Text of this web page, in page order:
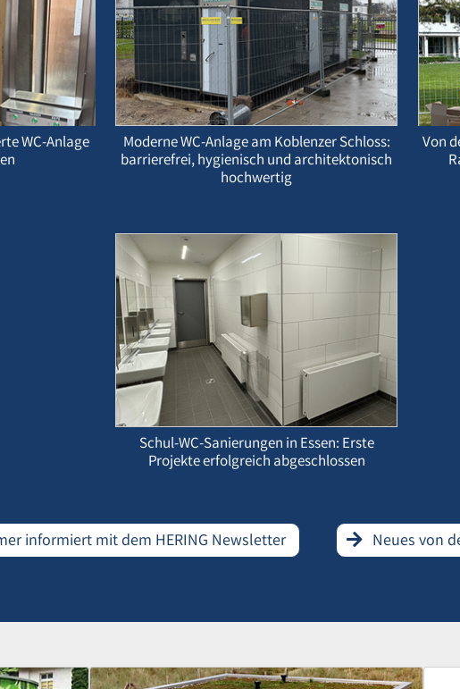
WC-Anlage
Moderne WC-Anlage am Koblenzer Schloss:
barrierefrei, hygienisch und architektonisch
hochwertig
Von
Schul-WC-Sanierungen in Essen: Erste
Projekte erfolgreich abgeschlossen
informiert mit dem HERING Newsletter Neues von